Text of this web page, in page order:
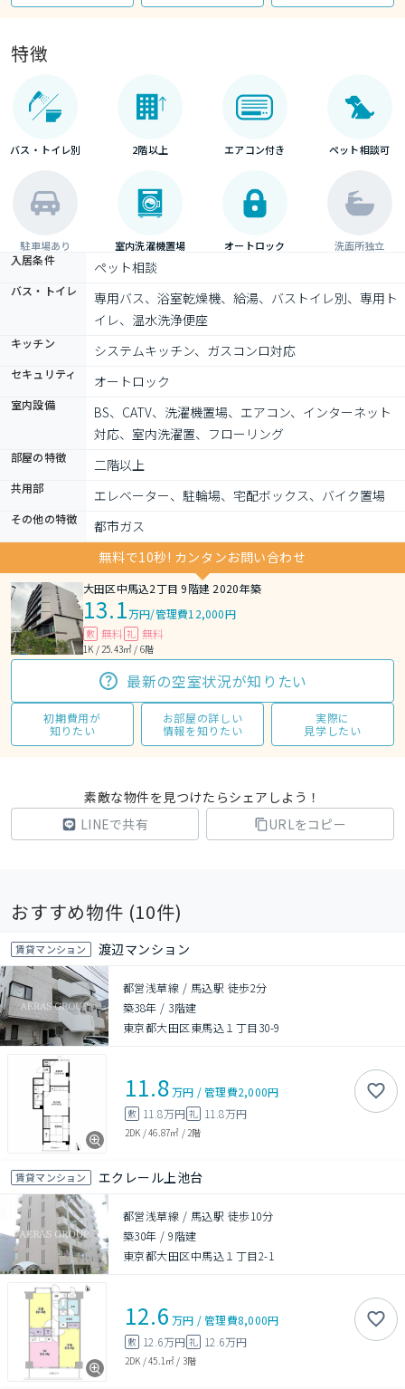
特徴
バス・トイレ別 2階以上 エアコン付き ペット相談可
駐車場あり 室内洗濯機置場 オートロック 洗面所独立
入居条件 ペット相談
バス・トイレ
専用バス、浴室乾燥機、給湯、バストイレ別、専用ト
イレ、温水洗浄便座
キッチン システムキッチン、ガスコンロ対応
セキュリティ オートロック
室内設備
BS、CATV、洗濯機置場、エアコン、インターネット
対応、室内洗濯置、フローリング
部屋の特徴 二階以上
共用部 エレベーター、駐輪場、宅配ボックス、バイク置場
その他の特徴
都市ガス
無料で10秒! カンタンお問い合わせ
大田区中馬込2丁目 9階建 2020年築
13.1万円/管理費12,000円
敷 無料 礼 無料
1K / 25.43㎡ / 6階
最新の空室状況が知りたい
初期費用が
知りたい
お部屋の詳しい
情報を知りたい
実際に
見学したい
素敵な物件を見つけたらシェアしよう！
LINEで共有
URLをコピー
おすすめ物件 (10件)
賃貸マンション 渡辺マンション
都営浅草線 / 馬込駅 徒歩2分
築38年 / 3階建
東京都大田区東馬込１丁目30-9
11.8万円 /管理費2,000円
敷 11.8万円 礼 11.8万円
2DK /46.87㎡ / 2階
賃貸マンション エクレール上池台
都営浅草線 / 馬込駅 徒歩10分
築30年 /9階建
東京都大田区中馬込１丁目2-1
12.6 万円 /管理費8,000円
敷 12.6万円 礼 12.6万円
2DK /45.1㎡ / 3階